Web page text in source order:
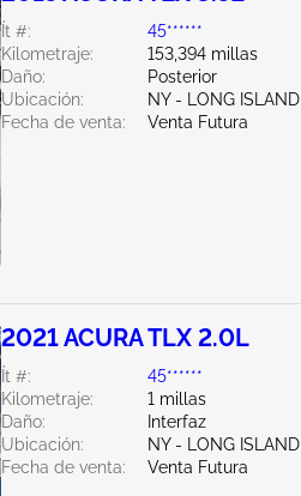
Ít #:
45******
Kilometraje:
153,394 millas
Daño:
Posterior
Ubicación:
NY - LONG ISLAND
Fecha de venta:
Venta Futura
2021 ACURA TLX 2.0L
Ít #:
45******
Kilometraje:
1 millas
Daño:
Interfaz
Ubicación:
NY - LONG ISLAND
Fecha de venta:
Venta Futura